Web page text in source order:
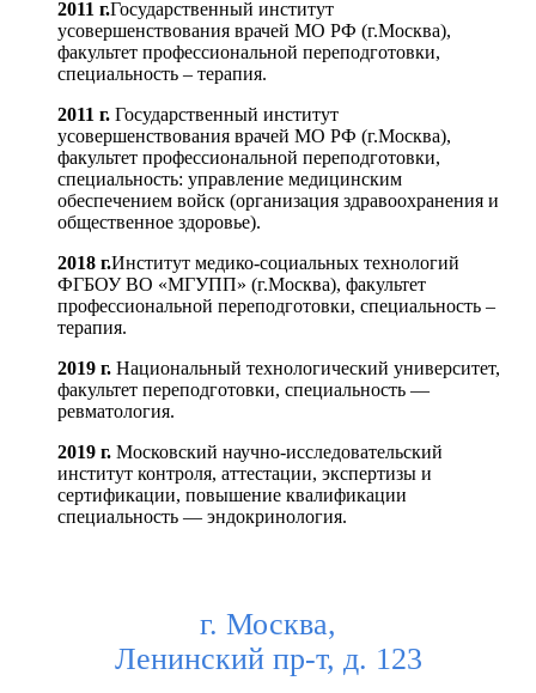
2011 г.Государственный институт
усовершенствования врачей МО РФ (г.Москва),
факультет профессиональной переподготовки,
специальность – терапия.
2011 г. Государственный институт
усовершенствования врачей МО РФ (г.Москва),
факультет профессиональной переподготовки,
специальность: управление медицинским
обеспечением войск (организация здравоохранения и
общественное здоровье).
2018 г.Институт медико-социальных технологий
ФГБОУ ВО «МГУПП» (г.Москва), факультет
профессиональной переподготовки, специальность –
терапия.
2019 г. Национальный технологический университет,
факультет переподготовки, специальность —
ревматология.
2019 г. Московский научно-исследовательский
институт контроля, аттестации, экспертизы и
сертификации, повышение квалификации
специальность — эндокринология.
г. Москва,
Ленинский пр-т, д. 123